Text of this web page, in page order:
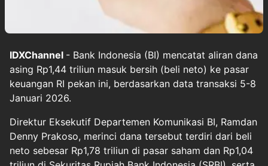
IDXChannel - Bank Indonesia (BI) mencatat aliran dana
asing Rp1,44 triliun masuk bersih (beli neto) ke pasar
keuangan RI pekan ini, berdasarkan data transaksi 5-8
Januari 2026.
Direktur Eksekutif Departemen Komunikasi BI, Ramdan
Denny Prakoso, merinci dana tersebut terdiri dari beli
neto sebesar Rp1,78 triliun di pasar saham dan Rp1,04